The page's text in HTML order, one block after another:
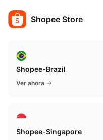
Shopee Store
Shopee-Brazil
Ver ahora
Shopee-Singapore